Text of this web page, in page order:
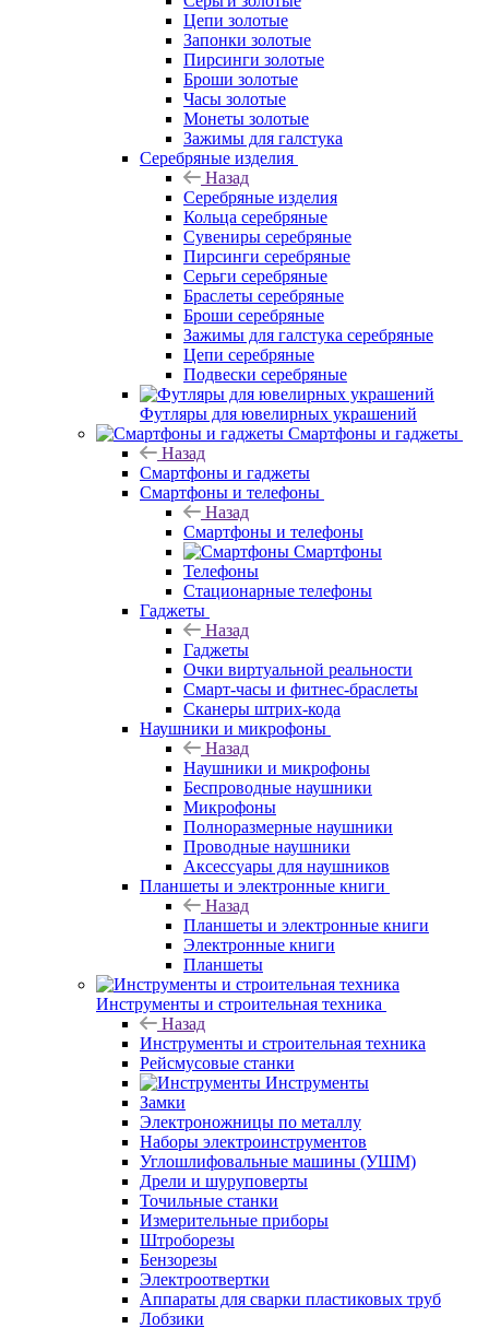
Цепи золотые
Запонки золотые
Пирсинги золотые
Броши золотые
Часы золотые
Монеты золотые
Зажимы для галстука
Серебряные изделия
Назад
Серебряные изделия
Кольца серебряные
Сувениры серебряные
Пирсинги серебряные
Серьги серебряные
Браслеты серебряные
Броши серебряные
Зажимы для галстука серебряные
Цепи серебряные
Подвески серебряные
Футляры для ювелирных украшений
Смартфоны и гаджеты
Назад
Смартфоны и гаджеты
Смартфоны и телефоны
Назад
Смартфоны и телефоны
Смартфоны
Телефоны
Стационарные телефоны
Гаджеты
Назад
Гаджеты
Очки виртуальной реальности
Смарт-часы и фитнес-браслеты
Сканеры штрих-кода
Наушники и микрофоны
Назад
Наушники и микрофоны
Беспроводные наушники
Микрофоны
Полноразмерные наушники
Проводные наушники
Аксессуары для наушников
Планшеты и электронные книги
Назад
Планшеты и электронные книги
Электронные книги
Планшеты
Инструменты и строительная техника
Назад
Инструменты и строительная техника
Рейсмусовые станки
Инструменты
Замки
Электроножницы по металлу
Наборы электроинструментов
Углошлифовальные машины (УШМ)
Дрели и шуруповерты
Точильные станки
Измерительные приборы
Штроборезы
Бензорезы
Электроотвертки
Аппараты для сварки пластиковых труб
Лобзики